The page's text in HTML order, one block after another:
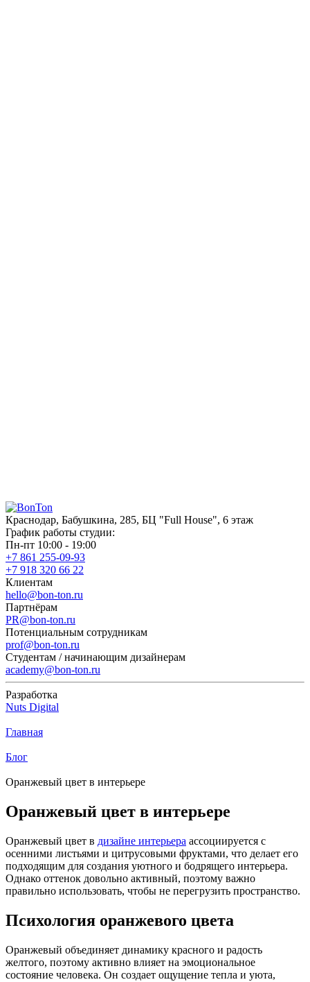
Краснодар, Бабушкина, 285, БЦ "Full House", 6 этаж
График работы студии:
Пн-пт 10:00 - 19:00
+7 861 255-09-93
+7 918 320 66 22
Клиентам
hello@bon-ton.ru
Партнёрам
PR@bon-ton.ru
Потенциальным сотрудникам
prof@bon-ton.ru
Студентам / начинающим дизайнерам
academy@bon-ton.ru
Разработка
Nuts Digital
Главная
Блог
Оранжевый цвет в интерьере
Оранжевый цвет в интерьере
Оранжевый цвет в дизайне интерьера ассоциируется с
осенними листьями и цитрусовыми фруктами, что делает его
подходящим для создания уютного и бодрящего интерьера.
Однако оттенок довольно активный, поэтому важно
правильно использовать, чтобы не перегрузить пространство.
Психология оранжевого цвета
Оранжевый объединяет динамику красного и радость
желтого, поэтому активно влияет на эмоциональное
состояние человека. Он создает ощущение тепла и уюта,